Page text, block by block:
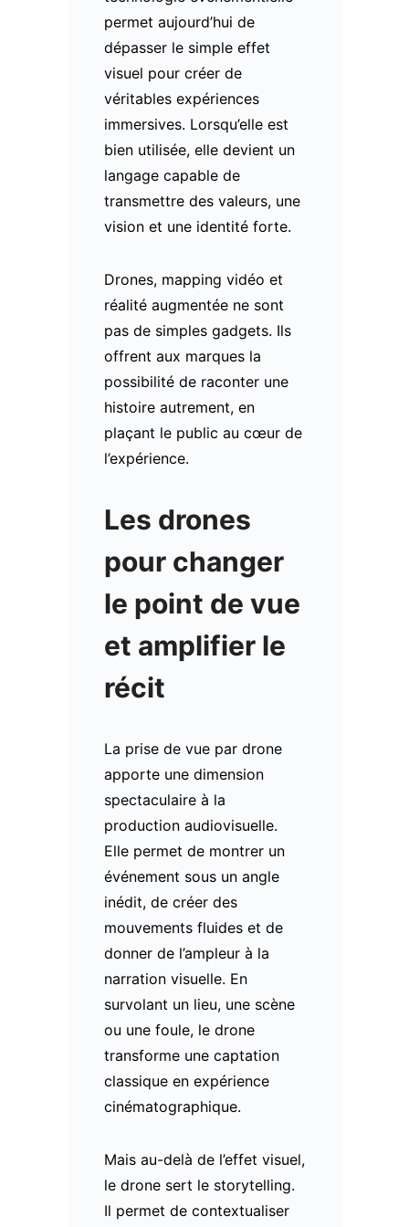
permet aujourd’hui de
dépasser le simple effet
visuel pour créer de
véritables expériences
immersives. Lorsqu’elle est
bien utilisée, elle devient un
langage capable de
transmettre des valeurs, une
vision et une identité forte.
Drones, mapping vidéo et
réalité augmentée ne sont
pas de simples gadgets. Ils
offrent aux marques la
possibilité de raconter une
histoire autrement, en
plaçant le public au cœur de
l’expérience.
Les drones
pour changer
le point de vue
et amplifier le
récit
La prise de vue par drone
apporte une dimension
spectaculaire à la
production audiovisuelle.
Elle permet de montrer un
événement sous un angle
inédit, de créer des
mouvements fluides et de
donner de l’ampleur à la
narration visuelle. En
survolant un lieu, une scène
ou une foule, le drone
transforme une captation
classique en expérience
cinématographique.
Mais au-delà de l’effet visuel,
le drone sert le storytelling.
Il permet de contextualiser